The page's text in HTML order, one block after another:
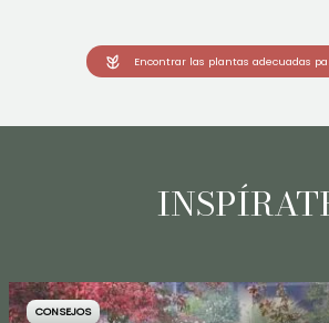
Encontrar las plantas adecuadas
CONSEJOS